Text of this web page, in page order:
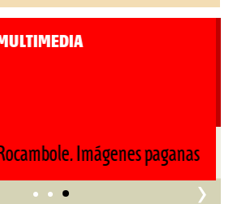
MULTIMEDIA
nos retrocede al siglo XIX»
›